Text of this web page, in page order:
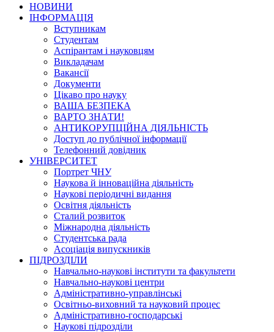
НОВИНИ
ІНФОРМАЦІЯ
Вступникам
Студентам
Аспірантам і науковцям
Викладачам
Вакансії
Документи
Цікаво про науку
ВАША БЕЗПЕКА
ВАРТО ЗНАТИ!
АНТИКОРУПЦІЙНА ДІЯЛЬНІСТЬ
Доступ до публічної інформації
Телефонний довідник
УНІВЕРСИТЕТ
Портрет ЧНУ
Наукова й інноваційна діяльність
Наукові періодичні видання
Освітня діяльність
Сталий розвиток
Міжнародна діяльність
Студентська рада
Асоціація випускників
ПІДРОЗДІЛИ
Навчально-наукові інститути та факультети
Навчально-наукові центри
Адміністративно-управлінські
Освітньо-виховний та науковий процес
Адміністративно-господарські
Наукові підрозділи